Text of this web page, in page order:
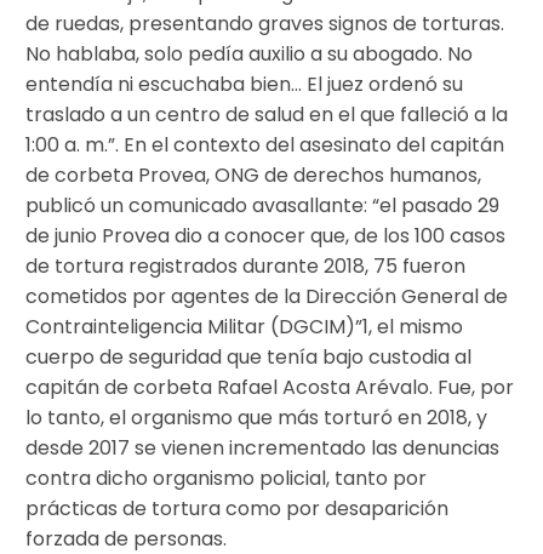
de ruedas, presentando graves signos de torturas.
No hablaba, solo pedía auxilio a su abogado. No
entendía ni escuchaba bien… El juez ordenó su
traslado a un centro de salud en el que falleció a la
1:00 a. m.”. En el contexto del asesinato del capitán
de corbeta Provea, ONG de derechos humanos,
publicó un comunicado avasallante: “el pasado 29
de junio Provea dio a conocer que, de los 100 casos
de tortura registrados durante 2018, 75 fueron
cometidos por agentes de la Dirección General de
Contrainteligencia Militar (DGCIM)”1, el mismo
cuerpo de seguridad que tenía bajo custodia al
capitán de corbeta Rafael Acosta Arévalo. Fue, por
lo tanto, el organismo que más torturó en 2018, y
desde 2017 se vienen incrementado las denuncias
contra dicho organismo policial, tanto por
prácticas de tortura como por desaparición
forzada de personas.